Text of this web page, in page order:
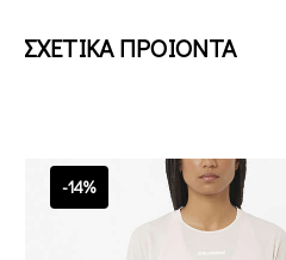
ΣΧΕΤΙΚΑ ΠΡΟΙΟΝΤΑ
-14%